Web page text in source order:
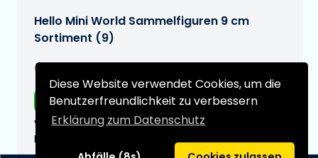
Diese Website verwendet Cookies, um die
Benutzerfreundlichkeit zu verbessern
Erklärung zum Datenschutz
Hello Mini World Sammelfiguren 9 cm
Sortiment (9)
€169,99
Kostenloser Versand
Voraussichtliches Lieferdatum:
N/A